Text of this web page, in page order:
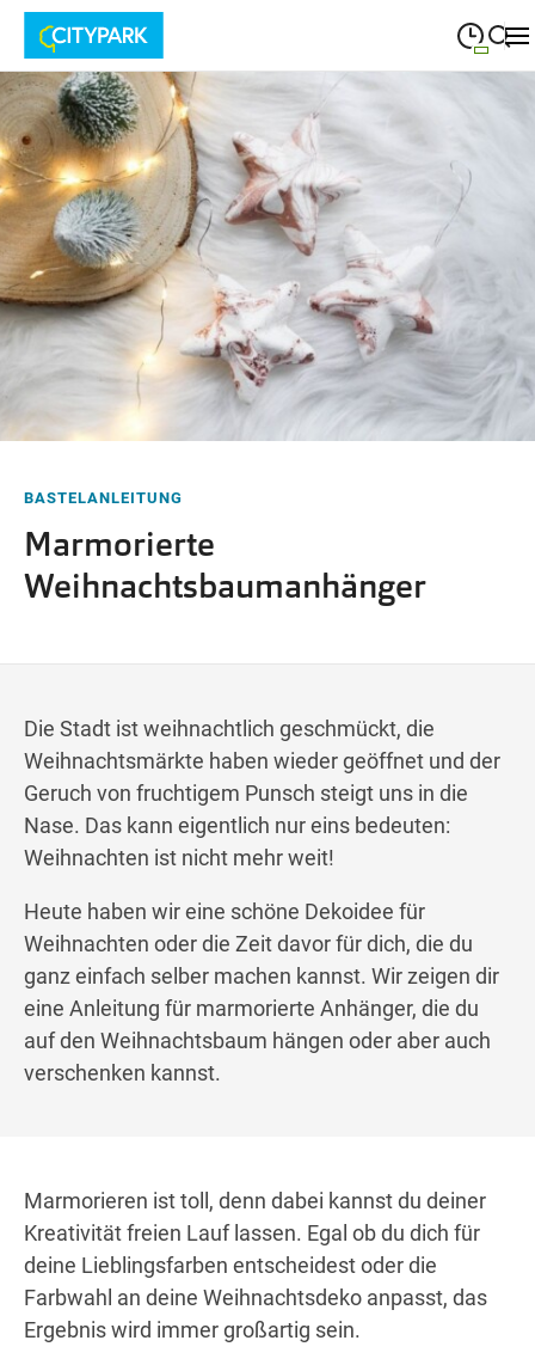
Suche schließen
Montag
MONTAG
Dienstag
DIENSTAG 09:00—
Mittwoch
MITTWOCH 09:00
Donnerstag
DONNERSTAG 09:00 19:30
FREITAG 09:00
Samstag
09:00
BASTELANLEITUNG
Marmorierte
Weihnachtsbaumanhänger
Die Stadt ist weihnachtlich geschmückt, die
Weihnachtsmärkte haben wieder geöffnet und der
Geruch von fruchtigem Punsch steigt uns in die
Nase. Das kann eigentlich nur eins bedeuten:
Weihnachten ist nicht mehr weit!
Heute haben wir eine schöne Dekoidee für
Weihnachten oder die Zeit davor für dich, die du
ganz einfach selber machen kannst. Wir zeigen dir
eine Anleitung für marmorierte Anhänger, die du
auf den Weihnachtsbaum hängen oder aber auch
verschenken kannst.
Marmorieren ist toll, denn dabei kannst du deiner
Kreativität freien Lauf lassen. Egal ob du dich für
deine Lieblingsfarben entscheidest oder die
Farbwahl an deine Weihnachtsdeko anpasst, das
Ergebnis wird immer großartig sein.